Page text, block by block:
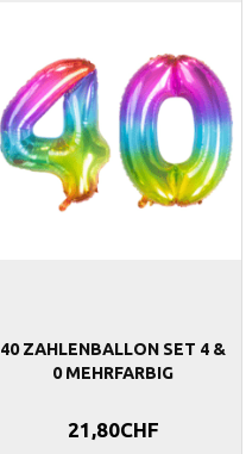
40 ZAHLENBALLON SET 4 &
0 MEHRFARBIG
21,80CHF